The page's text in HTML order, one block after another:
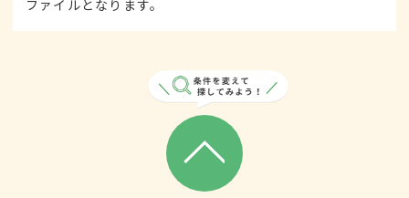
ファイルとなります。